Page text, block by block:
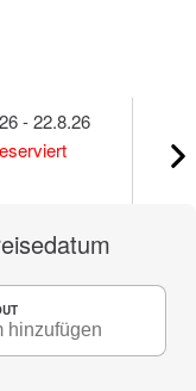
- 22.8.26